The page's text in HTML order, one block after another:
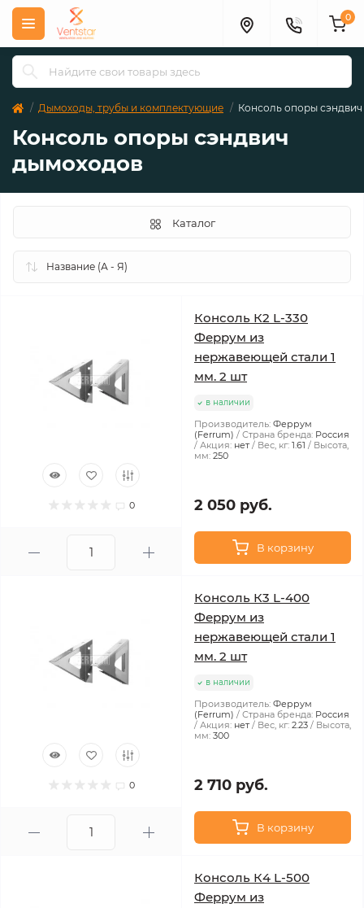
0
Дымоходы, трубы и комплектующие Консоль опоры
Консоль опоры сэндвич
дымоходов
Каталог
0
Консоль К2 L-330
Феррум из
нержавеющей стали 1
мм. 2 шт
в наличии
Производитель: Феррум
(Ferrum)
Страна бренда: Россия
Акция: нет Вес, кг: 1.61
Высота,
мм: 250
2 050 руб.
В корзину
0
Консоль К3 L-400
Феррум из
нержавеющей стали 1
мм. 2 шт
в наличии
Производитель: Феррум
(Ferrum)
Страна бренда: Россия
Акция: нет Вес, кг: 2.23
Высота,
мм: 300
2 710 руб.
В корзину
Консоль К4 L-500
Феррум из